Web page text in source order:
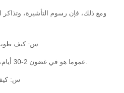
ومع ذلك، فإن رسوم التأشيرة، وتذاكر
س: كيف طويل
عموما هو في غضون وفقا للكمية و اللون.
♥ س: